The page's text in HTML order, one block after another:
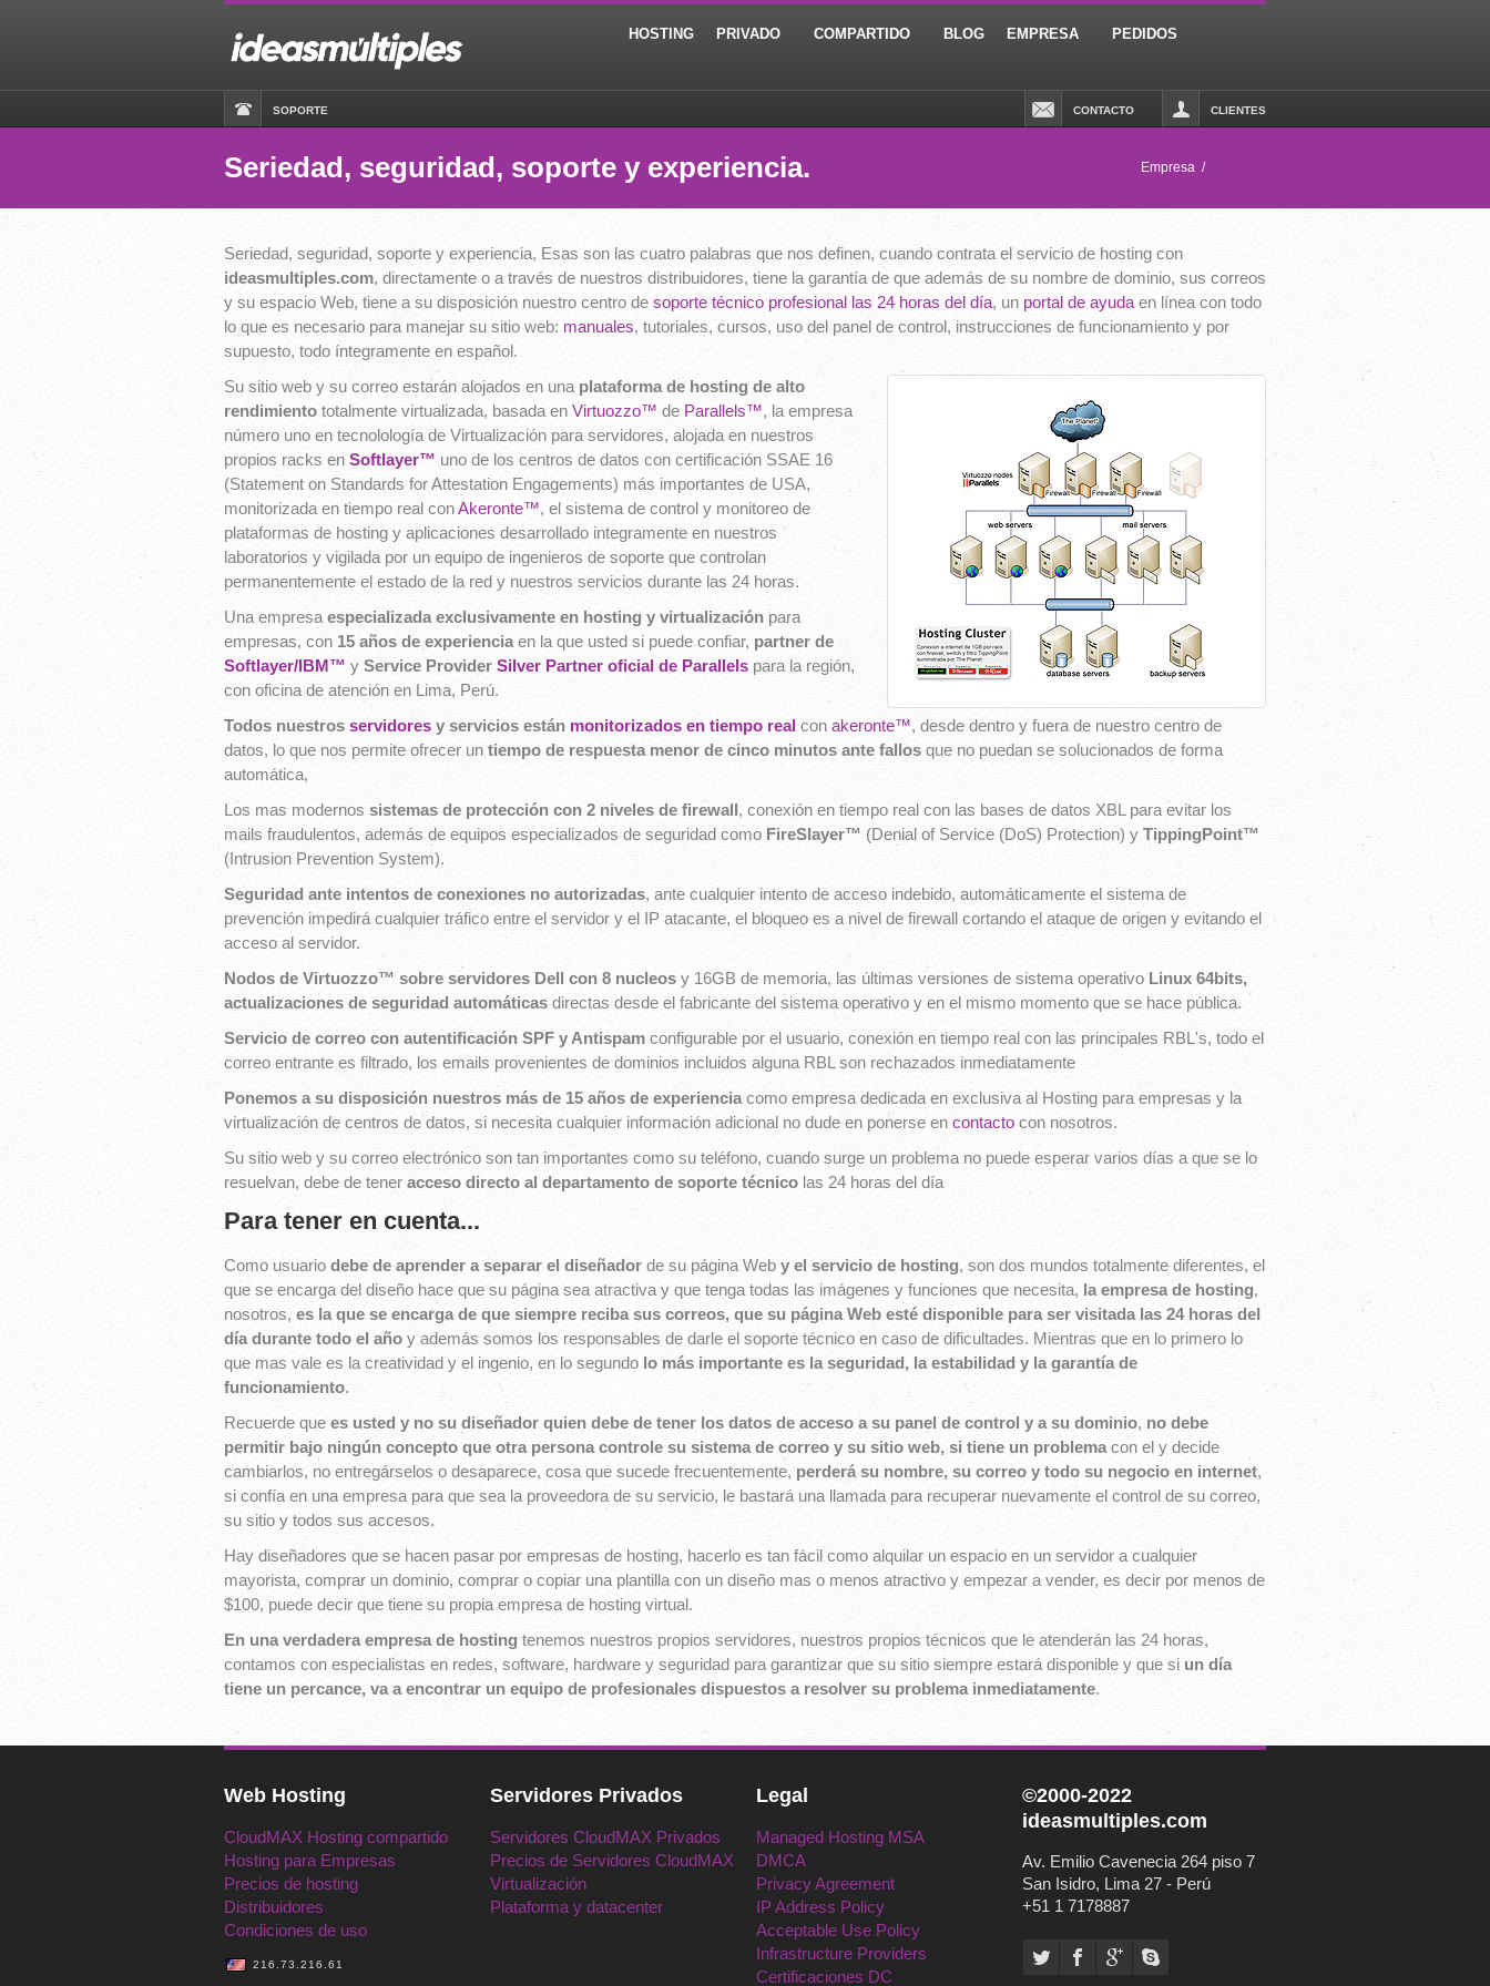
HOSTING PRIVADO COMPARTIDO BLOG EMPRESA PEDIDOS
SOPORTE CONTACTO CLIENTES
Seriedad, seguridad, soporte y experiencia. Empresa /
Seriedad, seguridad, soporte y experiencia, Esas son las cuatro palabras que nos definen, cuando contrata el servicio de hosting con
ideasmultiples.com, directamente o a través de nuestros distribuidores, tiene la garantía de que además de su nombre de dominio, sus correos
y su espacio Web, tiene a su disposición nuestro centro de soporte técnico profesional las 24 horas del día, un portal de ayuda en línea con todo
lo que es necesario para manejar su sitio web: manuales, tutoriales, cursos, uso del panel de control, instrucciones de funcionamiento y por
supuesto, todo íntegramente en español.
Su sitio web y su correo estarán alojados en una plataforma de hosting de alto
rendimiento totalmente virtualizada, basada en Virtuozzo™ de Parallels™, la empresa
número uno en tecnolología de Virtualización para servidores, alojada en nuestros
propios racks en Softlayer™ uno de los centros de datos con certificación SSAE 16
(Statement on Standards for Attestation Engagements) más importantes de USA,
monitorizada en tiempo real conAkeronte™, el sistema de control y monitoreo de
plataformas de hosting y aplicaciones desarrollado integramente en nuestros
laboratorios y vigilada por un equipo de ingenieros de soporte que controlan
permanentemente el estado de la red y nuestros servicios durante las 24 horas.
Una empresa especializada exclusivamente en hosting y virtualización para
empresas, con 15 años de experiencia en la que usted si puede confiar, partner de
Softlayer/IBM™ y Service Provider Silver Partner oficial de Parallels para la región,
con oficina de atención en Lima, Perú.
Todos nuestros servidores y servicios están monitorizados en tiempo real con akeronte™, desde dentro y fuera de nuestro centro de
datos, lo que nos permite ofrecer un tiempo de respuesta menor de cinco minutos ante fallos que no puedan se solucionados de forma
automática,
Los mas modernos sistemas de protección con 2 niveles de firewall, conexión en tiempo real con las bases de datos XBL para evitar los
mails fraudulentos, además de equipos especializados de seguridad como FireSlayer™ (Denial of Service (DoS) Protection) y TippingPoint™
(Intrusion Prevention System).
Seguridad ante intentos de conexiones no autorizadas, ante cualquier intento de acceso indebido, automáticamente el sistema de
prevención impedirá cualquier tráfico entre el servidor y el IP atacante, el bloqueo es a nivel de firewall cortando el ataque de origen y evitando el
acceso al servidor.
Nodos de Virtuozzo™ sobre servidores Dell con 8 nucleos y 16GB de memoria, las últimas versiones de sistema operativo Linux 64bits,
actualizaciones de seguridad automáticas directas desde el fabricante del sistema operativo y en el mismo momento que se hace pública.
Servicio de correo con autentificación SPF y Antispam configurable por el usuario, conexión en tiempo real con las principales RBL's, todo el
correo entrante es filtrado, los emails provenientes de dominios incluidos alguna RBL son rechazados inmediatamente
Ponemos a su disposición nuestros más de 15 años de experiencia como empresa dedicada en exclusiva al Hosting para empresas y la
virtualización de centros de datos, si necesita cualquier información adicional no dude en ponerse en contacto con nosotros.
Su sitio web y su correo electrónico son tan importantes como su teléfono, cuando surge un problema no puede esperar varios días a que se lo
resuelvan, debe de tener acceso directo al departamento de soporte técnico las 24 horas del día
Para tener en cuenta...
Como usuario debe de aprender a separar el diseñador de su página Web y el servicio de hosting, son dos mundos totalmente diferentes, el
que se encarga del diseño hace que su página sea atractiva y que tenga todas las imágenes y funciones que necesita, la empresa de hosting,
nosotros, es la que se encarga de que siempre reciba sus correos, que su página Web esté disponible para ser visitada las 24 horas del
día durante todo el año y además somos los responsables de darle el soporte técnico en caso de dificultades. Mientras que en lo primero lo
que mas vale es la creatividad y el ingenio, en lo segundo lo más importante es la seguridad, la estabilidad y la garantía de
funcionamiento.
Recuerde que es usted y no su diseñador quien debe de tener los datos de acceso a su panel de control y a su dominio, no debe
permitir bajo ningún concepto que otra persona controle su sistema de correo y su sitio web, si tiene un problema con el y decide
cambiarlos, no entregárselos o desaparece, cosa que sucede frecuentemente, perderá su nombre, su correo y todo su negocio en internet,
si confía en una empresa para que sea la proveedora de su servicio, le bastará una llamada para recuperar nuevamente el control de su correo,
su sitio y todos sus accesos.
Hay diseñadores que se hacen pasar por empresas de hosting, hacerlo es tan fácil como alquilar un espacio en un servidor a cualquier
mayorista, comprar un dominio, comprar o copiar una plantilla con un diseño mas o menos atractivo y empezar a vender, es decir por menos de
$100, puede decir que tiene su propia empresa de hosting virtual.
En una verdadera empresa de hosting tenemos nuestros propios servidores, nuestros propios técnicos que le atenderán las 24 horas,
contamos con especialistas en redes, software, hardware y seguridad para garantizar que su sitio siempre estará disponible y que si un día
tiene un percance, va a encontrar un equipo de profesionales dispuestos a resolver su problema inmediatamente.
Web Hosting
CloudMAX Hosting compartido
Hosting para Empresas
Precios de hosting
Distribuidores
Condiciones de uso
216.73.216.61
Servidores Privados
Servidores CloudMAX Privados
Precios de Servidores CloudMAX
Virtualización
Plataforma y datacenter
Legal
Managed Hosting MSA
DMCA
Privacy Agreement
IP Address Policy
Acceptable Use Policy
Infrastructure Providers
Certificaciones DC
©2000-2022
ideasmultiples.com
Av. Emilio Cavenecia 264 piso 7
San Isidro, Lima 27 - Perú
+51 1 7178887